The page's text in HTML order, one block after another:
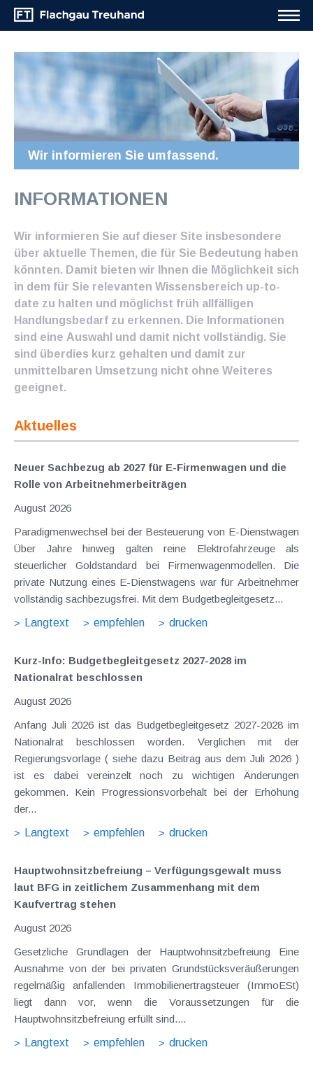
Wir informieren Sie umfassend.
INFORMATIONEN
Wir informieren Sie auf dieser Site insbesondere
über aktuelle Themen, die für Sie Bedeutung haben
könnten. Damit bieten wir Ihnen die Möglichkeit sich
in dem für Sie relevanten Wissensbereich up-to-
date zu halten und möglichst früh allfälligen
Handlungsbedarf zu erkennen. Die Informationen
sind eine Auswahl und damit nicht vollständig. Sie
sind überdies kurz gehalten und damit zur
unmittelbaren Umsetzung nicht ohne Weiteres
geeignet.
Aktuelles
Neuer Sachbezug ab 2027 für E-Firmenwagen und die
Rolle von Arbeitnehmer​­beiträgen
August 2026
Paradigmenwechsel bei der Besteuerung von E-Dienstwagen
Über Jahre hinweg galten reine Elektrofahrzeuge als
steuerlicher Goldstandard bei Firmenwagenmodellen. Die
private Nutzung eines E-Dienstwagens war für Arbeitnehmer
vollständig sachbezugsfrei. Mit dem Budgetbegleitgesetz...
Langtext
empfehlen drucken
Kurz-Info: Budgetbegleitgesetz 2027-2028 im
Nationalrat beschlossen
August 2026
Anfang Juli 2026 ist das Budgetbegleitgesetz 2027-2028 im
Nationalrat beschlossen worden. Verglichen mit der
Regierungsvorlage ( siehe dazu Beitrag aus dem Juli 2026 )
ist es dabei vereinzelt noch zu wichtigen Änderungen
gekommen. Kein Progressionsvorbehalt bei der Erhöhung
der...
Langtext
empfehlen drucken
Hauptwohnsitz​­befreiung – Verfügungsgewalt muss
laut BFG in zeitlichem Zusammenhang mit dem
Kaufvertrag stehen
August 2026
Gesetzliche Grundlagen der Hauptwohnsitzbefreiung Eine
Ausnahme von der bei privaten Grundstücksveräußerungen
regelmäßig anfallenden Immobilienertragsteuer (ImmoESt)
liegt dann vor, wenn die Voraussetzungen für die
Hauptwohnsitzbefreiung erfüllt sind....
Langtext
empfehlen drucken